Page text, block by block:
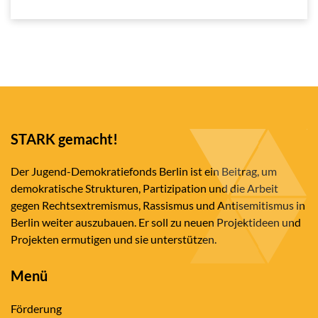
STARK gemacht!
Der Jugend-Demokratiefonds Berlin ist ein Beitrag, um
demokratische Strukturen, Partizipation und die Arbeit
gegen Rechtsextremismus, Rassismus und Antisemitismus in
Berlin weiter auszubauen. Er soll zu neuen Projektideen und
Projekten ermutigen und sie unterstützen.
Menü
Förderung